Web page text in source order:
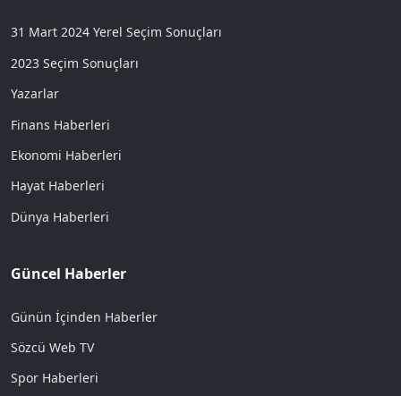
31 Mart 2024 Yerel Seçim Sonuçları
2023 Seçim Sonuçları
Yazarlar
Finans Haberleri
Ekonomi Haberleri
Hayat Haberleri
Dünya Haberleri
Güncel Haberler
Günün İçinden Haberler
Sözcü Web TV
Spor Haberleri